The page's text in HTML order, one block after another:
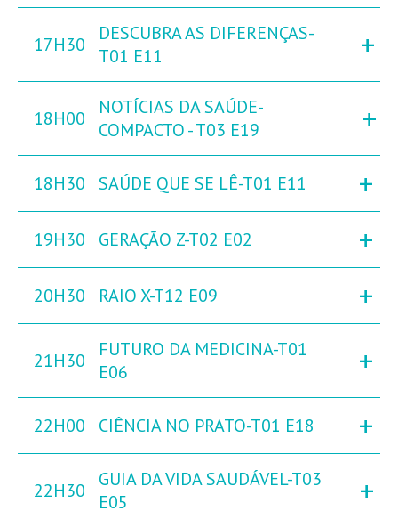
17H30
DESCUBRA AS DIFERENÇAS-
T01 E11
+
18H00
NOTÍCIAS DA SAÚDE-
COMPACTO - T03 E19
+
18H30 SAÚDE QUE SE LÊ-T01 E11 +
19H30 GERAÇÃO Z-T02 E02 +
20H30 RAIO X-T12 E09 +
21H30
FUTURO DA MEDICINA-T01
E06
+
22H00 CIÊNCIA NO PRATO-T01 E18 +
22H30
GUIA DA VIDA SAUDÁVEL-T03
E05
+